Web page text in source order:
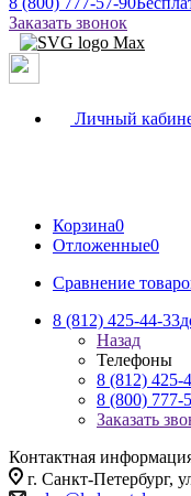
Заказать звонок
Личный
Корзина0
Отложенные0
Сравнение
8 (812) 425-44-33
Назад
Телефоны
8 (812) 425-
8 (800) 777-
Заказать
Контактная
г. Санкт-Петербург,